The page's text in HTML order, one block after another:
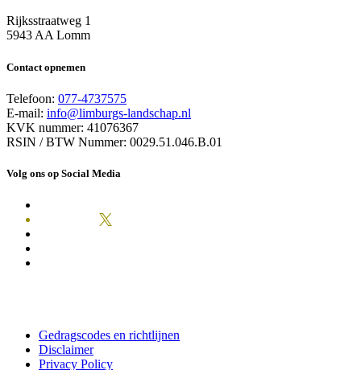
Rijksstraatweg 1
5943 AA Lomm
Contact opnemen
Telefoon: 077-4737575
E-mail: info@limburgs-landschap.nl
KVK nummer: 41076367
RSIN / BTW Nummer: 0029.51.046.B.01
Volg ons op Social Media
Gedragscodes en richtlijnen
Disclaimer
Privacy Policy